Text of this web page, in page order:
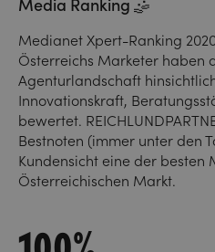
Media Ranking 🤹
Medianet Xpert-Ranking
Österreichs Marketer haben
Agenturlandschaft
Innovationskraft,
bewertet.
Bestnoten (immer unter den
Kundensicht eine der
Österreichischen Markt.